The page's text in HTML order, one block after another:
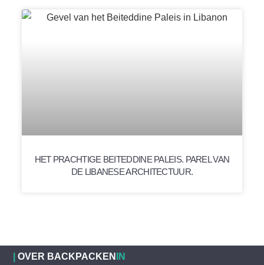
HET PRACHTIGE BEITEDDINE PALEIS. PAREL VAN
DE LIBANESE ARCHITECTUUR.
|OVER BACKPACKEN IN